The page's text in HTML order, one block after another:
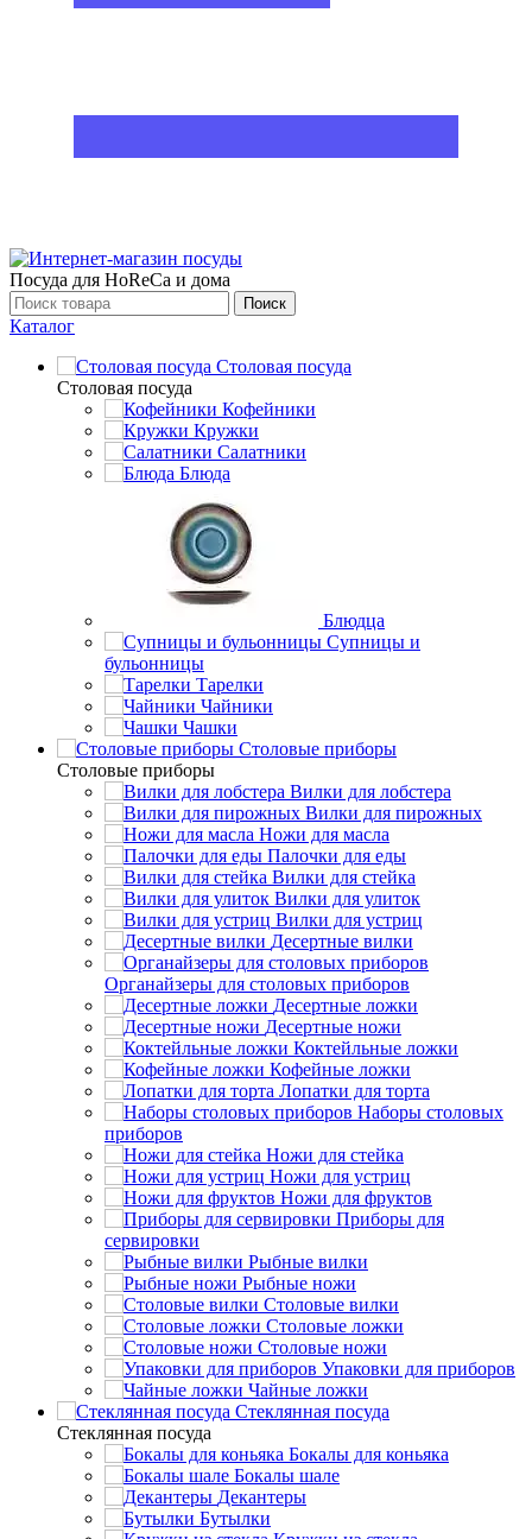
Посуда для HoReCa и дома
Поиск
Каталог
Столовая посуда
Столовая посуда
Кофейники
Кружки
Салатники
Блюда
Блюдца
Супницы и
бульонницы
Тарелки
Чайники
Чашки
Cтоловые приборы
Cтоловые приборы
Вилки для лобстера
Вилки для пирожных
Ножи для масла
Палочки для еды
Вилки для стейка
Вилки для улиток
Вилки для устриц
Десертные вилки
Органайзеры для столовых приборов
Десертные ложки
Десертные ножи
Коктейльные ложки
Кофейные ложки
Лопатки для торта
Наборы столовых
приборов
Ножи для стейка
Ножи для устриц
Ножи для фруктов
Приборы для
сервировки
Рыбные вилки
Рыбные ножи
Столовые вилки
Столовые ложки
Столовые ножи
Упаковки для приборов
Чайные ложки
Стеклянная посуда
Стеклянная посуда
Бокалы для коньяка
Бокалы шале
Декантеры
Бутылки